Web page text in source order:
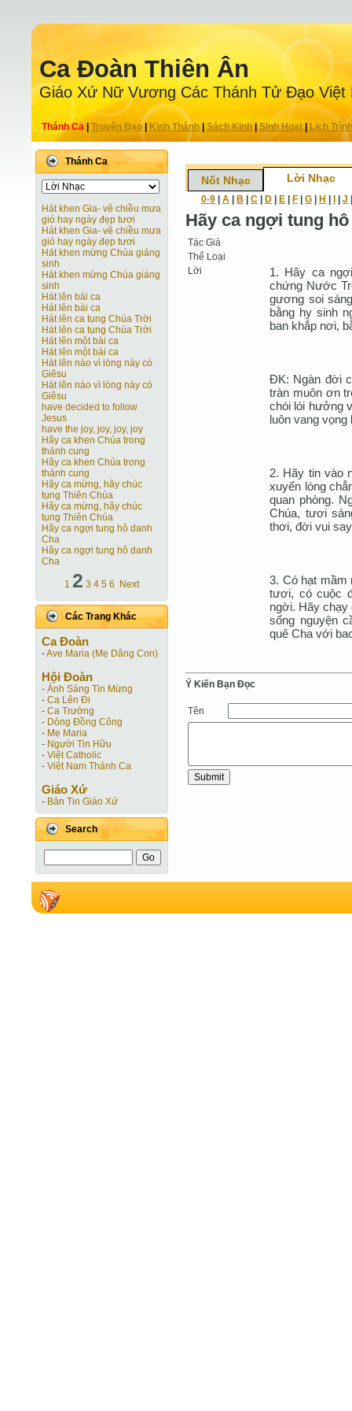
Ca Ðoàn Thiên Ân
Giáo Xứ Nữ Vương Các Thánh Tử Ðạo Việt
Thánh Ca Truyện Ðạo| Kinh Thánh Sách Kinh|Sinh Hoạt| Lịch Trình
Thánh Ca
Hát khen Gia- vê chiều mưa
gió hay ngày đẹp tươi
Hát khen Gia- vê chiều mưa
gió hay ngày đẹp tươi
Hát khen mừng Chúa giáng
sinh
Hát khen mừng Chúa giáng
sinh
Hát lên bài ca
Hát lên bài ca
Hát lên ca tụng Chúa Trời
Hát lên ca tụng Chúa Trời
Hát lên một bài ca
Hát lên một bài ca
Hát lên nào vì lòng này có
Giêsu
Hát lên nào vì lòng này có
Giêsu
have decided to follow
Jesus
have the joy, joy, joy, joy
Hãy ca khen Chúa trong
thánh cung
Hãy ca khen Chúa trong
thánh cung
Hãy ca mừng, hãy chúc
tụng Thiên Chúa
Hãy ca mừng, hãy chúc
tụng Thiên Chúa
Hãy ca ngợi tung hô danh
Cha
Hãy ca ngợi tung hô danh
Cha
1 2 3 4 5 6 Next
Các Trang Khác
Ca Ðoàn
-Ave Maria (Mẹ Dâng Con)
Hội Ðoàn
- Ánh Sáng Tin Mừng
- Ca Lên Đi
- Ca Trưởng
- Dòng Đồng Công
- Mẹ Maria
- Người Tin Hữu
- Việt Catholic
- Việt Nam Thánh Ca
Giáo Xứ
- Bản Tin Giáo Xứ
Search
Nốt Nhạc Lời Nhạc
0-9 A B C D E F G H J
Hãy ca ngợi tung
Tác Giả
Thể Loại
Lời
1. Hãy ca
chứng Nước
gương soi
bằng hy sinh
ban khắp nơi,
ÐK: Ngàn đời
tràn muôn ơn
chói lói hưởng
luôn vang vọng
2. Hãy tin vào
xuyến lòng
quan phòng.
Chúa, tươi
thơi, đời vui
3. Có hạt mầm
tươi, có cuộc
ngời. Hãy chạy
sống nguyện
quê Cha với
Ý Kiến Bạn Ðọc
Tên